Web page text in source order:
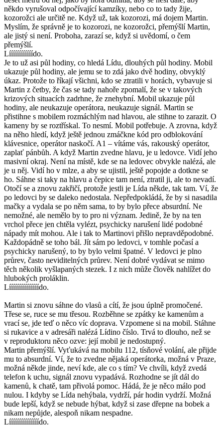
někdo vyrušoval odpočívající kamzíky, nebo co to tady žije,
kozorožci ale určitě ne. Když už, tak kozorozi, má dojem Martin.
Myslím, že správně je to kozorozi, ne kozorožci, přemýšlí Martin,
ale jistý si není. Proboha, zarazí se, když si uvědomí, o čem
přemýšlí.
Líííííííííííído.
Je to už asi půl hodiny, co hledá Lídu, dlouhých půl hodiny. Mobil
ukazuje půl hodiny, ale jemu se to zdá jako dvě hodiny, obvyklý
úkaz. Protože to říkají všichni, kdo se ztratili v horách, vybavuje si
Martin z četby, že čas se tady nahoře zpomalí, že se v takových
krizových situacích zadrhne, že znehybní. Mobil ukazuje půl
hodiny, ale neukazuje operátora, neukazuje signál. Martin se
přistihne s mobilem rozmáchlým nad hlavou, ale stihne to zarazit. O
kameny by se roztřískal. To nesmí. Mobil potřebuje. A zrovna, když
na něho hledí, když ještě jednou zmáčkne kód pro odblokování
klávesnice, operátor naskočí. A1 – vítáme vás, rakouský operátor,
zaplať pánbůh. A když Martin zvedne hlavu, je u ledovce. Vidí jeho
masivní okraj. Není na místě, kde se na ledovec obvykle nalézá, ale
je u něj. Vidí ho v mlze, a aby se ujistil, ještě popojde a dotkne se
ho. Sáhne si taky na hlavu a čepice tam není, ztratil ji, ale to nevadí.
Otočí se a znovu zakřičí, protože jestli je Lída někde, tak tam. Ví, že
po ledovci by se daleko nedostala. Nepředpokládá, že by si nasadila
mačky a vydala se po něm sama, to by bylo přece absurdní. Ne
nemožné, ale nemělo by to pro ni význam. Jedině, že by na ten
vrchol přece jen chtěla vylézt, psychicky narušení lidé podobné
nápady mít mohou. Ale i tak to Martinovi přišlo nepravděpodobné.
Každopádně se toho bál. Jít sám po ledovci, v tomhle počasí a
psychicky narušený, to by bylo velmi špatné. V ledovci je plno
průrev, často neviditelných průrev. Není dobré vydávat se mimo
těch několik vyšlapaných stezek. I z nich může člověk nahlížet do
hlubokých proláklin.
Lííííííííííííííído.
Martin si znovu sáhne do vlasů a cítí, že jsou úplně promočené.
Třese se, ruce se mu třesou. Rozběhne se zpátky ke kamenům a
vrací se, jde teď o něco víc doprava. Vzpomene si na mobil. Stáhne
si rukavice a v adresáři nalézá Lídino číslo. Trvá to dlouho, než se
v reproduktoru něco ozve: její mobil je nedostupný.
Martin přemýšlí. Vyťukává na mobilu 112, tísňové volání, ale přijde
mu to absurdní. Ví, že to zvedne nějaká operátorka, možná v Praze,
možná někde jinde, neví kde, ale co s tím? Ve chvíli, když zvedá
telefon k uchu, signál znovu vypadává. Rozhodne se jít dál do
kamenů, k chatě, tam přivolá pomoc. Hádá, že je něco málo pod
nulou. I kdyby se Lída nehýbala, vydrží, pár hodin vydrží. Možná
bude lepší, když se nebude hýbat, když si zase dřepne na bobek a
nikam nepůjde, alespoň nikam nespadne.
Lííííííííííííííído.